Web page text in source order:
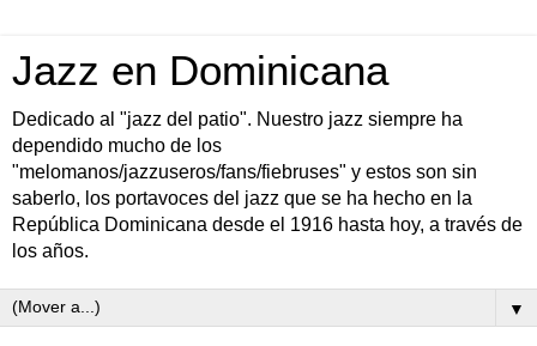
Jazz en Dominicana
Dedicado al "jazz del patio". Nuestro jazz siempre ha
dependido mucho de los
"melomanos/jazzuseros/fans/fiebruses" y estos son sin
saberlo, los portavoces del jazz que se ha hecho en la
República Dominicana desde el 1916 hasta hoy, a través de
los años.
▼